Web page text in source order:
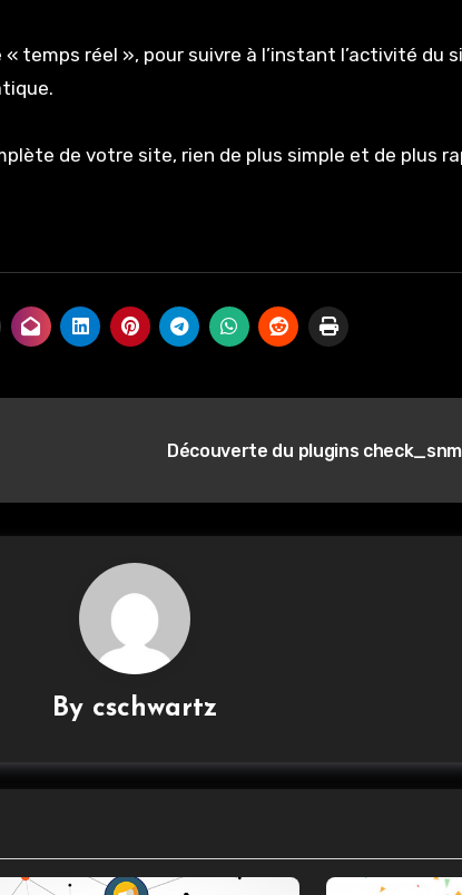
réel », pour suivre à l’instant l’activité du
de votre site, rien de plus simple et de plus
Découverte du plugins
By cschwartz